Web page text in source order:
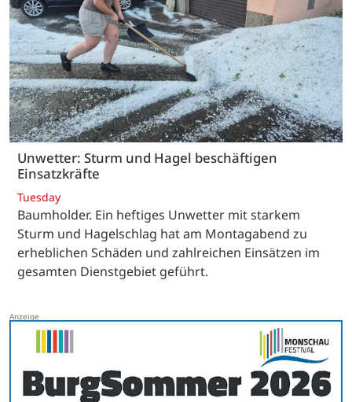
Unwetter: Sturm und Hagel beschäftigen
Einsatzkräfte
Tuesday
Baumholder. Ein heftiges Unwetter mit starkem
Sturm und Hagelschlag hat am Montagabend zu
erheblichen Schäden und zahlreichen Einsätzen im
gesamten Dienstgebiet geführt.